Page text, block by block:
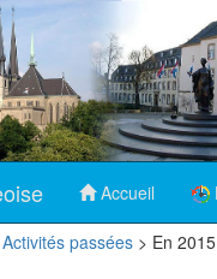
Accueil
Activités passées > En 2015